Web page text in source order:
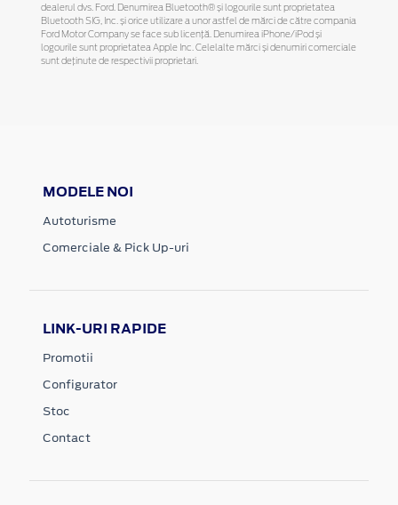
dealerul dvs. Ford. Denumirea Bluetooth® și logourile sunt proprietatea
Bluetooth SIG, Inc. și orice utilizare a unor astfel de mărci de către compania
Ford Motor Company se face sub licență. Denumirea iPhone/iPod și
logourile sunt proprietatea Apple Inc. Celelalte mărci și denumiri comerciale
sunt deținute de respectivii proprietari.
MODELE NOI
Autoturisme
Comerciale & Pick Up-uri
LINK-URI RAPIDE
Promotii
Configurator
Stoc
Contact